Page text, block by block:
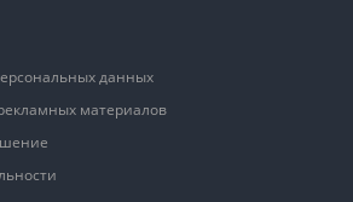
данных
материалов